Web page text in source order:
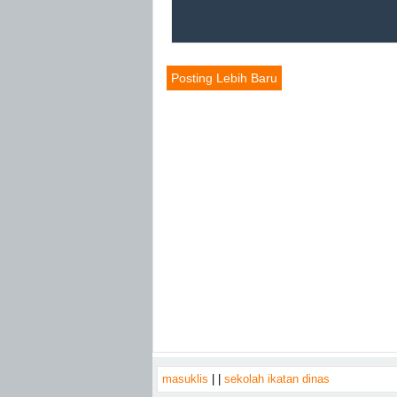
Posting Lebih Baru
masuklis | | sekolah ikatan dinas